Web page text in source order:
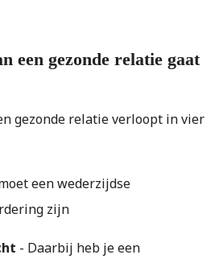
een gezonde relatie gaat
gezonde relatie verloopt in vier
een wederzijdse
zijn
- Daarbij heb je een